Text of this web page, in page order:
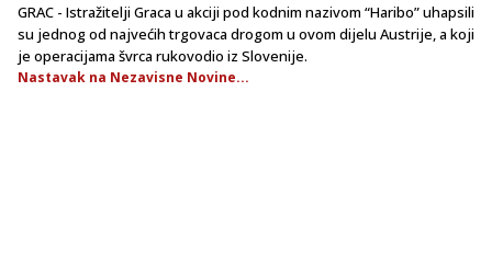
GRAC - Istražitelji Graca u akciji pod kodnim nazivom “Haribo” uhapsili
su jednog od najvećih trgovaca drogom u ovom dijelu Austrije, a koji
je operacijama švrca rukovodio iz Slovenije.
Nastavak na Nezavisne Novine...